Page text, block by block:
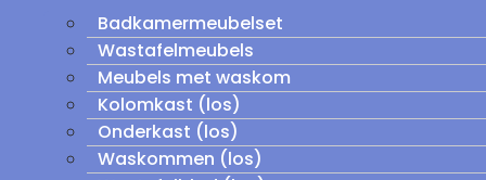
Badkamermeubelset
Wastafelmeubels
Meubels met waskom
Kolomkast (los)
Onderkast (los)
Waskommen (los)